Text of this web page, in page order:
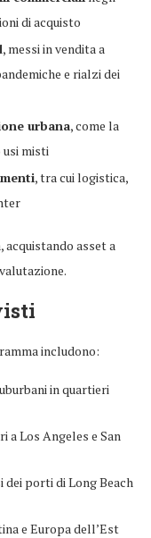
di acquisto
, messi in vendita a
e rialzi dei
urbana, come la
misti
, tra cui logistica,
acquistando asset a
includono:
in quartieri
a Los Angeles e San
porti di Long Beach
e Europa dell’Est